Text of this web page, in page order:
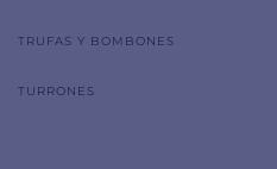
TRUFAS Y BOMBONES
TURRONES